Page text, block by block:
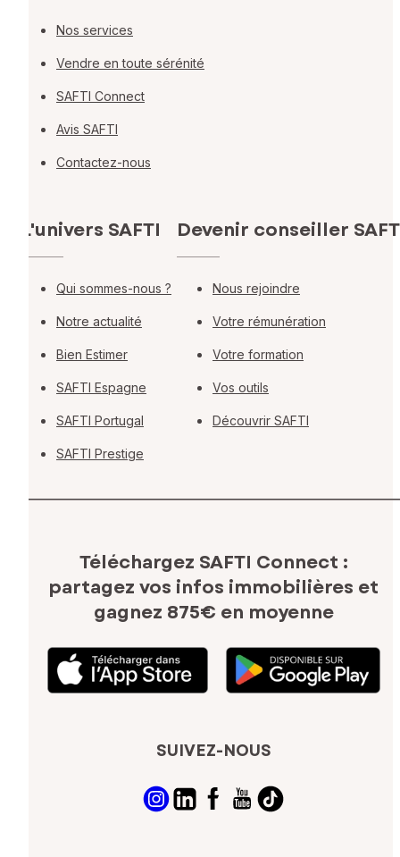
Nos services
Vendre en toute sérénité
SAFTI Connect
Avis SAFTI
Contactez-nous
L'univers SAFTI
Qui sommes-nous ?
Notre actualité
Bien Estimer
SAFTI Espagne
SAFTI Portugal
SAFTI Prestige
Devenir conseiller
Nous rejoindre
Votre rémunération
Votre formation
Vos outils
Découvrir SAFTI
Téléchargez SAFTI Connect :
partagez vos infos immobilières et
gagnez 875€ en moyenne
SUIVEZ-NOUS